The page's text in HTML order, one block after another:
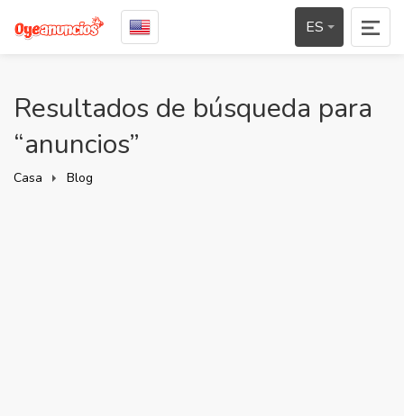
ES
Resultados de búsqueda para
“anuncios”
Casa Blog